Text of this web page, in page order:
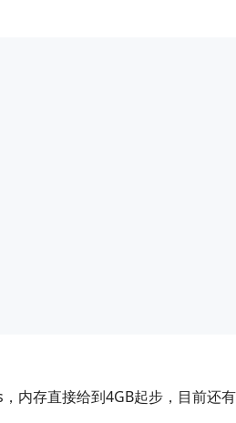
内存直接给到4GB起步，目前还